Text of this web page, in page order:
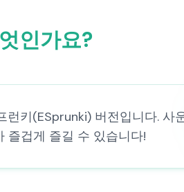
인가요?
키(ESprunki) 버전입니다. 사
즐겁게 즐길 수 있습니다!